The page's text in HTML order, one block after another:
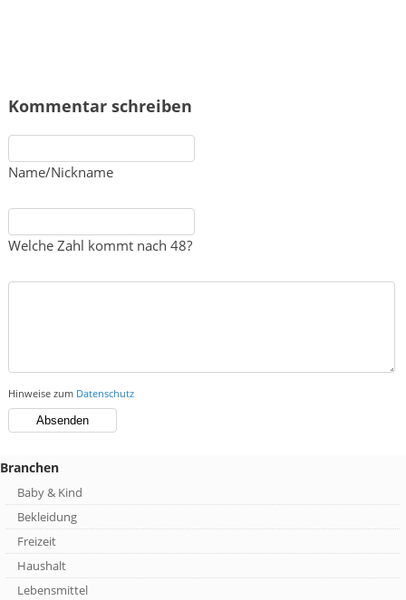
Kommentar schreiben
Name/Nickname
Welche Zahl kommt nach 48?
Hinweise zum Datenschutz
Branchen
Baby & Kind
Bekleidung
Freizeit
Haushalt
Lebensmittel